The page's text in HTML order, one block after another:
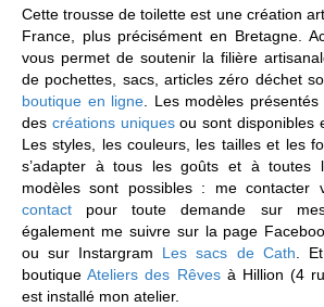
Cette trousse de toilette est une création
France, plus précisément en Bretagne.
vous permet de soutenir la filière
de pochettes, sacs, articles zéro déchet
boutique en ligne . Les modèles
des créations uniquesou sont disponibles
Les styles, les couleurs, les tailles et les
s’adapter à tous les goûts et à toutes
modèles sont possibles : me contacter
contact pour toute demande sur
également me suivre sur la page
ou sur Instargram Les sacs de Cath .
boutiqueAteliers des Rêvesà Hillion (4
est installé mon atelier.